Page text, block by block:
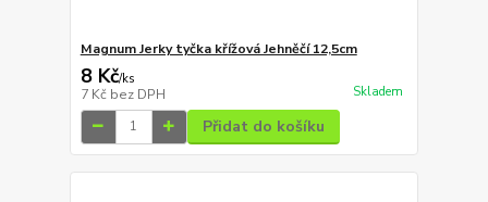
Magnum Jerky tyčka křížová Jehněčí 12,5cm
8 Kč/ks
7 Kč bez DPH Skladem
Přidat do košíku